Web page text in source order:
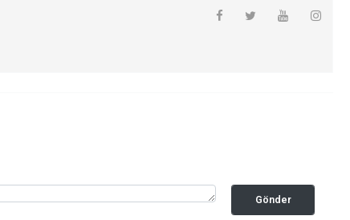
Gönder